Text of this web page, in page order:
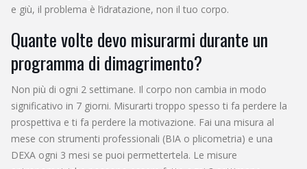
e giù, il problema è l’idratazione, non il tuo corpo.
Quante volte devo misurarmi durante un
programma di dimagrimento?
Non più di ogni 2 settimane. Il corpo non cambia in modo
significativo in 7 giorni. Misurarti troppo spesso ti fa perdere la
prospettiva e ti fa perdere la motivazione. Fai una misura al
mese con strumenti professionali (BIA o plicometria) e una
DEXA ogni 3 mesi se puoi permettertela. Le misure